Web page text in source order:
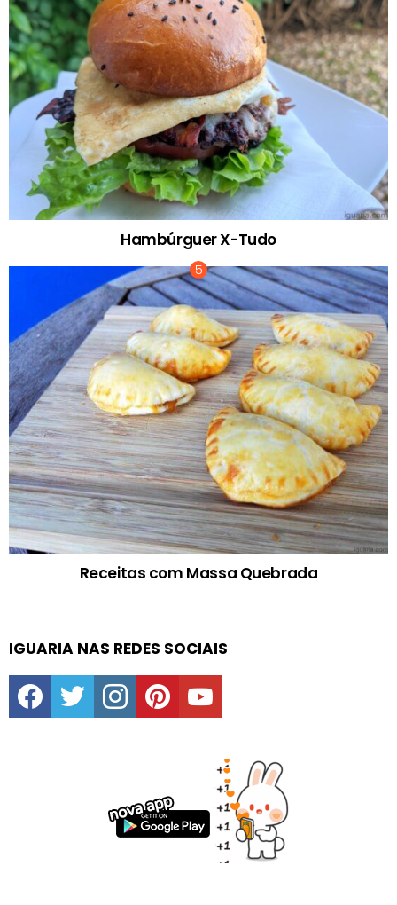
Hambúrguer X-Tudo
Receitas com Massa Quebrada
IGUARIA NAS REDES SOCIAIS
facebooktwitter instagrampinterestyoutube